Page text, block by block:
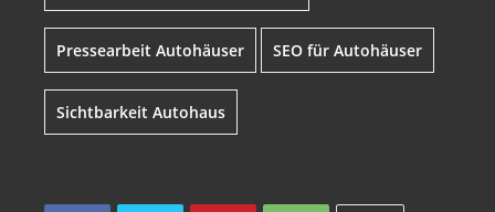
Pressearbeit Autohäuser SEO für Autohäuser
Sichtbarkeit Autohaus